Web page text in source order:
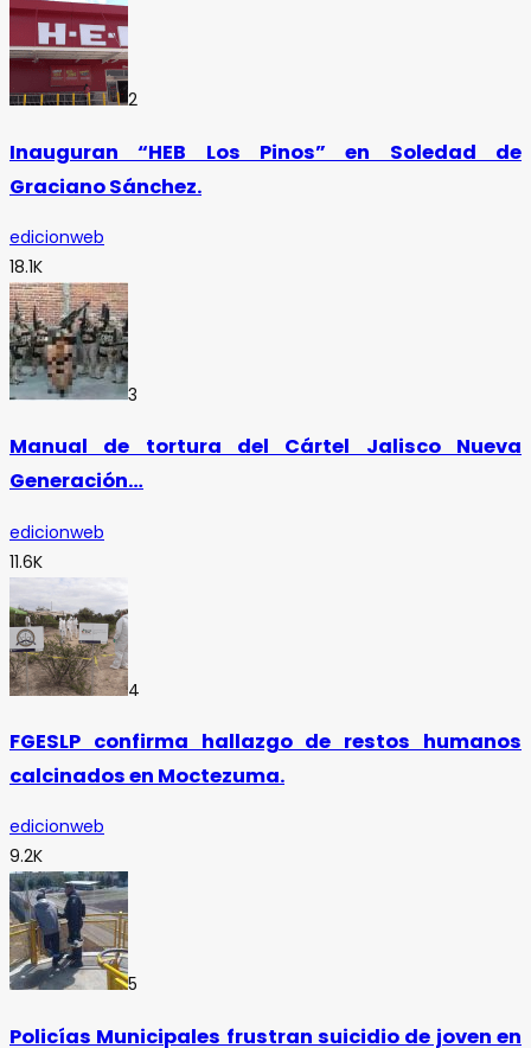
2
Inauguran “HEB Los Pinos” en Soledad de
Graciano Sánchez.
edicionweb
18.1K
3
Manual de tortura del Cártel Jalisco Nueva
Generación…
edicionweb
11.6K
4
FGESLP confirma hallazgo de restos humanos
calcinados en Moctezuma.
edicionweb
9.2K
5
Policías Municipales frustran suicidio de joven en